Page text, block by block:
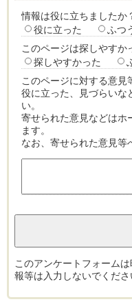
情報は役に立ちましたか
役に立った
ふつ
このページは探しやすか
探しやすかった
このページに対する意見
役に立った、見づらいな
い。
寄せられた意見などはホ
ます。
なお、寄せられた意見等
このアンケートフォーム
報等は入力しないでくださ